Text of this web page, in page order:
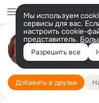
Мы используем
сервисы для вас.
настроить cookie-
представитель.
Разрешить все
Жирновск
Добавить в друзья